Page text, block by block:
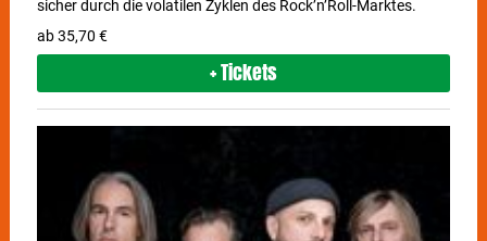
sicher durch die volatilen Zyklen des Rock’n’Roll-Marktes.
ab 35,70 €
+ Tickets